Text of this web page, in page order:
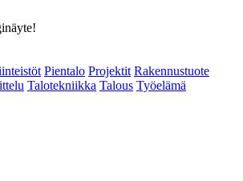
Pientalo Projektit Rakennustuote
Talotekniikka Talous Työelämä